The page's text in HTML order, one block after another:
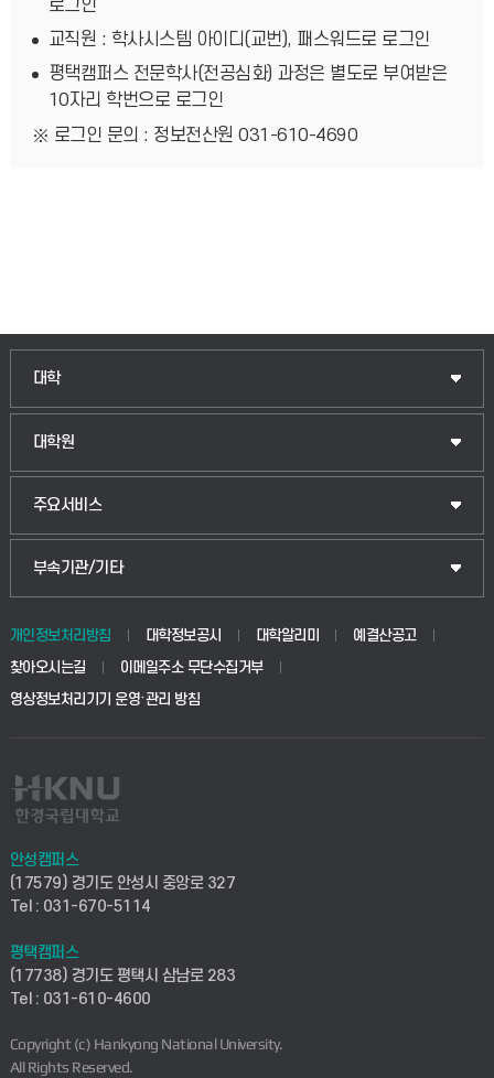
로그인
교직원 : 학사시스템 아이디(교번), 패스워드로 로그인
평택캠퍼스 전문학사(전공심화) 과정은 별도로 부여받은
10자리 학번으로 로그인
로그인 문의 : 정보전산원 031-610-4690
대학
인문융합공공인재학부
법경영학부
생명공학부
사회안전시스템공학부
컴퓨터응용수학부
ICT로봇기계공학부
전자전기공학부
디자인건축융합학부
대학원
일반대학원
산업대학원
공공정책대학원
교육대학원
주요서비스
입학안내
웹메일
학사시스템(전문학사 및 전공심화)
사이버캠퍼스(전문학사 및 전공심화)
시설바로처리서비스
연구실안전관리시스템
산학연구관리시스템
부속기관/기타
중앙도서관
학생생활관(안성)
산학협력단
취업지원센터
창업지원센터
현장실습지원센터
개인정보처리방침 대학정보공시 대학알리미
예결산공고
찾아오시는길
이메일주소 무단수집거부
영상정보처리기기 운영·관리 방침
안성캠퍼스
(17579) 경기도 안성시 중앙로 327
Tel : 031-670-5114
평택캠퍼스
(17738) 경기도 평택시 삼남로 283
Tel : 031-610-4600
Copyright (c) Hankyong National University.
All Rights Reserved.